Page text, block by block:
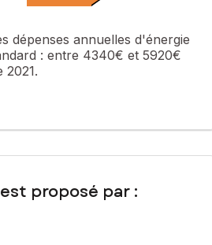
vitrage. possibilité de stationner
risques auxquels ce bien est
sur le site Géorisques :
au RSAC de CAEN sous le numéro
dépenses annuelles d'énergie
: entre 4340€ et 5920€
2021.
proposé par :